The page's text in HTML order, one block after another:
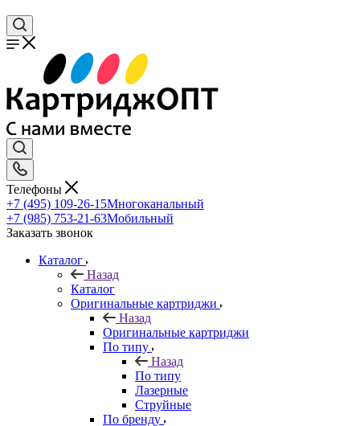
Телефоны
+7 (495) 109-26-15Многоканальный
+7 (985) 753-21-63Мобильный
Заказать звонок
Каталог
Назад
Каталог
Оригинальные картриджи
Назад
Оригинальные картриджи
По типу
Назад
По типу
Лазерные
Струйные
По бренду